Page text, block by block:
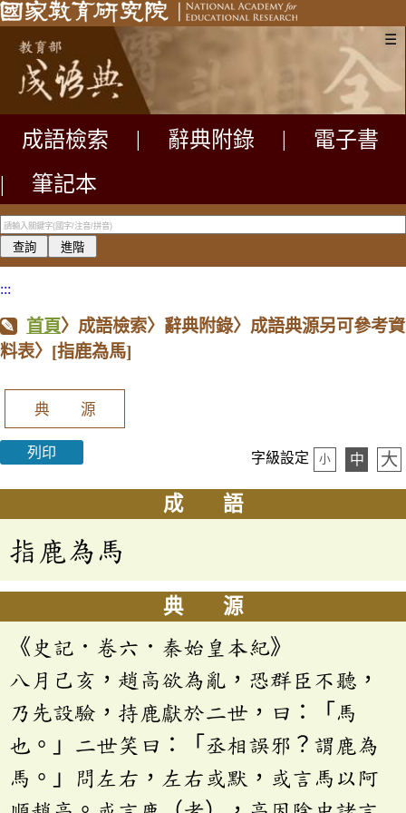
☰
成語檢索 辭典附錄
電子書
|
筆記本
:::
首頁〉成語檢索〉辭典附錄〉成語典源另可參考資
料表〉 [指鹿為馬]
典 源
列印 字級設定 小 中 大
成 語
指鹿為馬
典 源
《史記．卷六．秦始皇本紀》
八月己亥，趙高欲為亂，恐群臣不聽，
乃先設驗，持鹿獻於二世，曰：「馬
也。」二世笑曰：「丞相誤邪？謂鹿為
馬。」問左右，左右或默，或言馬以阿